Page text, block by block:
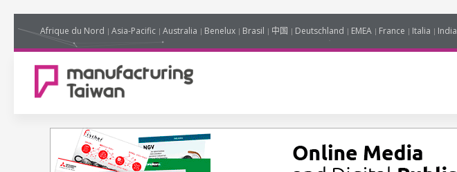
Afrique du Nord Asia-Pacific Australia Benelux Brasil 中国 Deutschland EMEA France Italia India